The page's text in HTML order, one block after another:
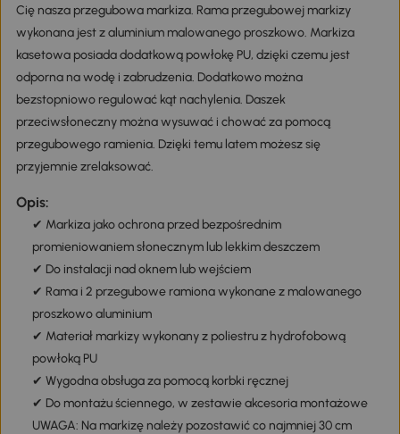
Cię nasza przegubowa markiza. Rama przegubowej markizy
wykonana jest z aluminium malowanego proszkowo. Markiza
kasetowa posiada dodatkową powłokę PU, dzięki czemu jest
odporna na wodę i zabrudzenia. Dodatkowo można
bezstopniowo regulować kąt nachylenia. Daszek
przeciwsłoneczny można wysuwać i chować za pomocą
przegubowego ramienia. Dzięki temu latem możesz się
przyjemnie zrelaksować.
Opis:
✔ Markiza jako ochrona przed bezpośrednim
promieniowaniem słonecznym lub lekkim deszczem
✔ Do instalacji nad oknem lub wejściem
✔ Rama i 2 przegubowe ramiona wykonane z malowanego
proszkowo aluminium
✔ Materiał markizy wykonany z poliestru z hydrofobową
powłoką PU
✔ Wygodna obsługa za pomocą korbki ręcznej
✔ Do montażu ściennego, w zestawie akcesoria montażowe
UWAGA: Na markizę należy pozostawić co najmniej 30 cm